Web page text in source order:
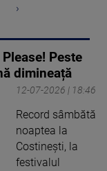
›
Peste
dimineață
12-07-2026 | 18:46
Record sâmbătă
noaptea la
Costinești, la
festivalul